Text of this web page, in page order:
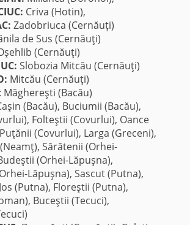
Criva (Hotin),
Zadobriuca (Cernăuţi)
de Sus (Cernăuţi)
(Cernăuţi)
Slobozia Mitcău (Cernăuţi)
Mitcău (Cernăuţi)
: Măghereşti (Bacău)
(Bacău), Buciumii (Bacău),
Folteştii (Covurlui), Oance
(Covurlui), Larga (Greceni),
Sărătenii (Orhei-
(Orhei-Lăpuşna),
Lăpuşna), Sascut (Putna),
(Putna), Floreştii (Putna),
Buceştii (Tecuci),